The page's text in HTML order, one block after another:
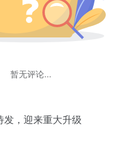
暂无评论...
，迎来重大升级